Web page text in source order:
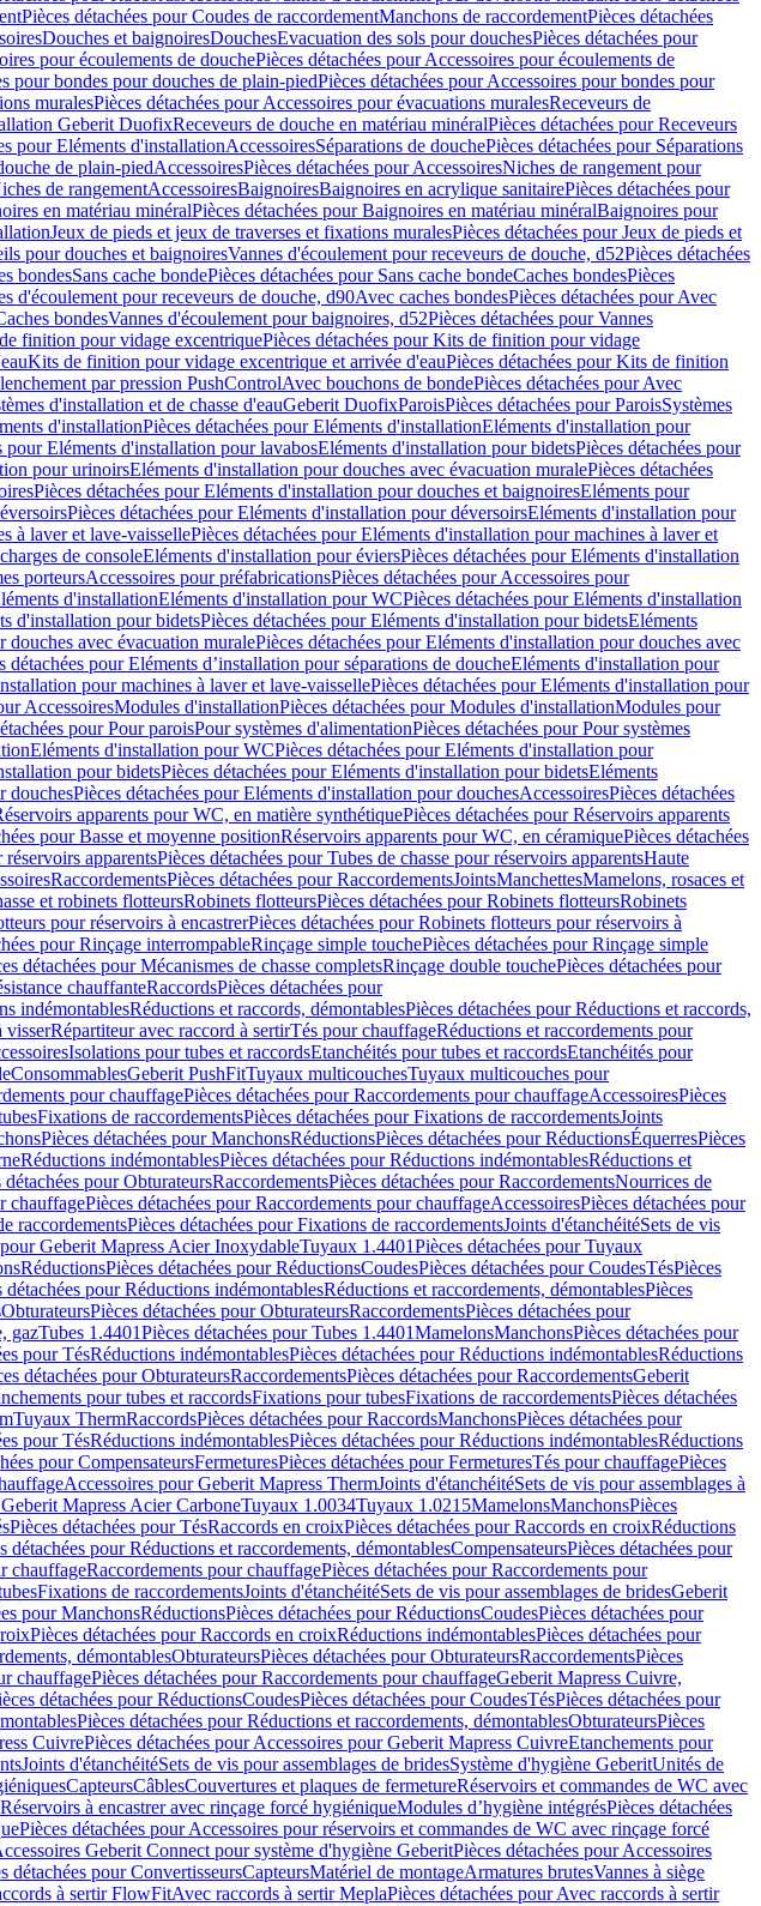
Pièces détachées pour Coudes de raccordementManchons de raccordementPièces détachées
Douches et baignoiresDouchesEvacuation des sols pour douchesPièces détachées pour
pour écoulements de douchePièces détachées pour Accessoires pour écoulements de
pour bondes pour douches de plain-piedPièces détachées pour Accessoires pour bondes pour
muralesPièces détachées pour Accessoires pour évacuations muralesReceveurs de
Geberit DuofixReceveurs de douche en matériau minéralPièces détachées pour Receveurs
pour Eléments d'installationAccessoiresSéparations de douchePièces détachées pour Séparations
de plain-piedAccessoiresPièces détachées pour AccessoiresNiches de rangement pour
de rangementAccessoiresBaignoiresBaignoires en acrylique sanitairePièces détachées pour
en matériau minéralPièces détachées pour Baignoires en matériau minéralBaignoires pour
Jeux de pieds et jeux de traverses et fixations muralesPièces détachées pour Jeux de pieds et
pour douches et baignoiresVannes d'écoulement pour receveurs de douche, d52Pièces détachées
bondesSans cache bondePièces détachées pour Sans cache bondeCaches bondesPièces
d'écoulement pour receveurs de douche, d90Avec caches bondesPièces détachées pour Avec
bondesVannes d'écoulement pour baignoires, d52Pièces détachées pour Vannes
finition pour vidage excentriquePièces détachées pour Kits de finition pour vidage
Kits de finition pour vidage excentrique et arrivée d'eauPièces détachées pour Kits de finition
par pression PushControlAvec bouchons de bondePièces détachées pour Avec
d'installation et de chasse d'eauGeberit DuofixParoisPièces détachées pour ParoisSystèmes
d'installationPièces détachées pour Eléments d'installationEléments d'installation pour
pour Eléments d'installation pour lavabosEléments d'installation pour bidetsPièces détachées pour
pour urinoirsEléments d'installation pour douches avec évacuation muralePièces détachées
Pièces détachées pour Eléments d'installation pour douches et baignoiresEléments pour
Pièces détachées pour Eléments d'installation pour déversoirsEléments d'installation pour
à laver et lave-vaissellePièces détachées pour Eléments d'installation pour machines à laver et
de consoleEléments d'installation pour éviersPièces détachées pour Eléments d'installation
porteursAccessoires pour préfabricationsPièces détachées pour Accessoires pour
d'installationEléments d'installation pour WCPièces détachées pour Eléments d'installation
d'installation pour bidetsPièces détachées pour Eléments d'installation pour bidetsEléments
douches avec évacuation muralePièces détachées pour Eléments d'installation pour douches avec
détachées pour Eléments d’installation pour séparations de doucheEléments d'installation pour
pour machines à laver et lave-vaissellePièces détachées pour Eléments d'installation pour
AccessoiresModules d'installationPièces détachées pour Modules d'installationModules pour
pour Pour paroisPour systèmes d'alimentationPièces détachées pour Pour systèmes
Eléments d'installation pour WCPièces détachées pour Eléments d'installation pour
pour bidetsPièces détachées pour Eléments d'installation pour bidetsEléments
douchesPièces détachées pour Eléments d'installation pour douchesAccessoiresPièces détachées
apparents pour WC, en matière synthétiquePièces détachées pour Réservoirs apparents
pour Basse et moyenne positionRéservoirs apparents pour WC, en céramiquePièces détachées
réservoirs apparentsPièces détachées pour Tubes de chasse pour réservoirs apparentsHaute
RaccordementsPièces détachées pour RaccordementsJointsManchettesMamelons, rosaces et
et robinets flotteursRobinets flotteursPièces détachées pour Robinets flotteursRobinets
pour réservoirs à encastrerPièces détachées pour Robinets flotteurs pour réservoirs à
pour Rinçage interrompableRinçage simple touchePièces détachées pour Rinçage simple
détachées pour Mécanismes de chasse completsRinçage double touchePièces détachées pour
chauffanteRaccordsPièces détachées pour
indémontablesRéductions et raccords, démontablesPièces détachées pour Réductions et raccords,
visserRépartiteur avec raccord à sertirTés pour chauffageRéductions et raccordements pour
Isolations pour tubes et raccordsEtanchéités pour tubes et raccordsEtanchéités pour
ConsommablesGeberit PushFitTuyaux multicouchesTuyaux multicouches pour
pour chauffagePièces détachées pour Raccordements pour chauffageAccessoiresPièces
Fixations de raccordementsPièces détachées pour Fixations de raccordementsJoints
Pièces détachées pour ManchonsRéductionsPièces détachées pour RéductionsÉquerresPièces
Réductions indémontablesPièces détachées pour Réductions indémontablesRéductions et
détachées pour ObturateursRaccordementsPièces détachées pour RaccordementsNourrices de
chauffagePièces détachées pour Raccordements pour chauffageAccessoiresPièces détachées pour
raccordementsPièces détachées pour Fixations de raccordementsJoints d'étanchéitéSets de vis
pour Geberit Mapress Acier InoxydableTuyaux 1.4401Pièces détachées pour Tuyaux
RéductionsPièces détachées pour RéductionsCoudesPièces détachées pour CoudesTésPièces
détachées pour Réductions indémontablesRéductions et raccordements, démontablesPièces
ObturateursPièces détachées pour ObturateursRaccordementsPièces détachées pour
gazTubes 1.4401Pièces détachées pour Tubes 1.4401MamelonsManchonsPièces détachées pour
pour TésRéductions indémontablesPièces détachées pour Réductions indémontablesRéductions
détachées pour ObturateursRaccordementsPièces détachées pour RaccordementsGeberit
pour tubes et raccordsFixations pour tubesFixations de raccordementsPièces détachées
Tuyaux ThermRaccordsPièces détachées pour RaccordsManchonsPièces détachées pour
pour TésRéductions indémontablesPièces détachées pour Réductions indémontablesRéductions
pour CompensateursFermeturesPièces détachées pour FermeturesTés pour chauffagePièces
Accessoires pour Geberit Mapress ThermJoints d'étanchéitéSets de vis pour assemblages à
Mapress Acier CarboneTuyaux 1.0034Tuyaux 1.0215MamelonsManchonsPièces
Pièces détachées pour TésRaccords en croixPièces détachées pour Raccords en croixRéductions
détachées pour Réductions et raccordements, démontablesCompensateursPièces détachées pour
chauffageRaccordements pour chauffagePièces détachées pour Raccordements pour
Fixations de raccordementsJoints d'étanchéitéSets de vis pour assemblages de bridesGeberit
pour ManchonsRéductionsPièces détachées pour RéductionsCoudesPièces détachées pour
Pièces détachées pour Raccords en croixRéductions indémontablesPièces détachées pour
démontablesObturateursPièces détachées pour ObturateursRaccordementsPièces
chauffagePièces détachées pour Raccordements pour chauffageGeberit Mapress Cuivre,
détachées pour RéductionsCoudesPièces détachées pour CoudesTésPièces détachées pour
Pièces détachées pour Réductions et raccordements, démontablesObturateursPièces
CuivrePièces détachées pour Accessoires pour Geberit Mapress CuivreEtanchements pour
Joints d'étanchéitéSets de vis pour assemblages de bridesSystème d'hygiène GeberitUnités de
CapteursCâblesCouvertures et plaques de fermetureRéservoirs et commandes de WC avec
Réservoirs à encastrer avec rinçage forcé hygiéniqueModules d’hygiène intégrésPièces détachées
Pièces détachées pour Accessoires pour réservoirs et commandes de WC avec rinçage forcé
Geberit Connect pour système d'hygiène GeberitPièces détachées pour Accessoires
détachées pour ConvertisseursCapteursMatériel de montageArmatures brutesVannes à siège
à sertir FlowFitAvec raccords à sertir MeplaPièces détachées pour Avec raccords à sertir